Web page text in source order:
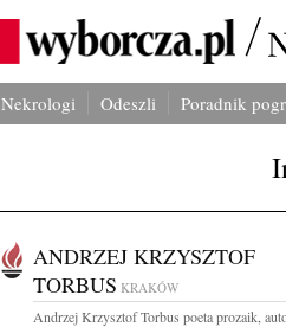
Nekrologi Odeszli Poradnik
ANDRZEJ KRZYSZTOF
TORBUS KRAKÓW
Andrzej Krzysztof Torbus poeta prozaik,